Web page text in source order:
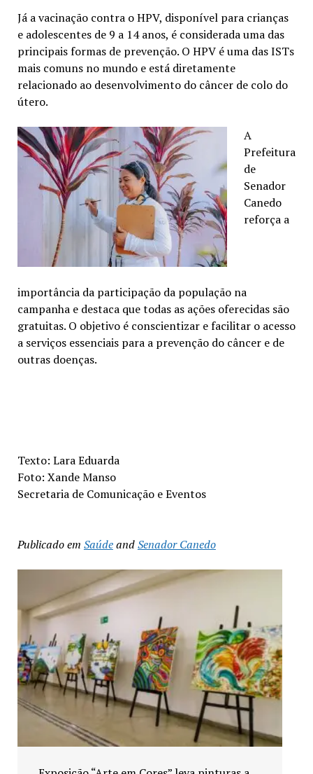
Já a vacinação contra o HPV, disponível para crianças
e adolescentes de 9 a 14 anos, é considerada uma das
principais formas de prevenção. O HPV é uma das ISTs
mais comuns no mundo e está diretamente
relacionado ao desenvolvimento do câncer de colo do
útero.
A
Prefeitura
de
Senador
Canedo
reforça a
importância da participação da população na
campanha e destaca que todas as ações oferecidas são
gratuitas. O objetivo é conscientizar e facilitar o acesso
a serviços essenciais para a prevenção do câncer e de
outras doenças.
Texto: Lara Eduarda
Foto: Xande Manso
Secretaria de Comunicação e Eventos
Publicado em SaúdeandSenador Canedo